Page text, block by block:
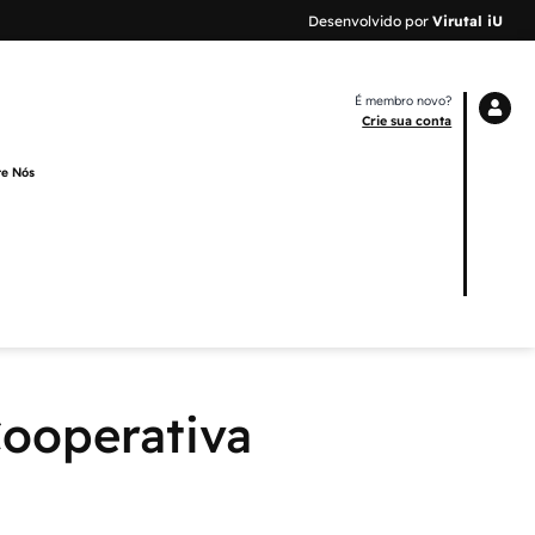
Desenvolvido por Virutal iU
Nós
É membro novo?
Crie sua conta